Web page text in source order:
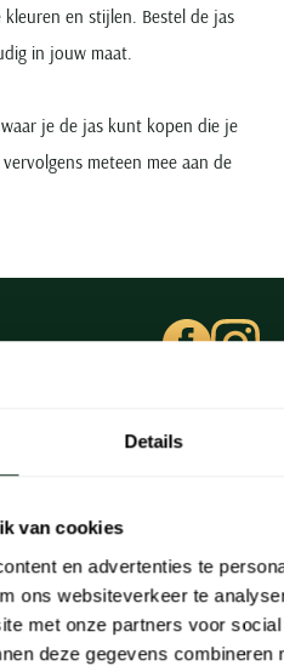
Details
van cookies
en advertenties te
ons websiteverkeer te
met onze partners voor
deze gegevens combineren
en stijlen. Bestel de jas
in jouw maat.
je de jas kunt kopen die je
meteen mee aan de